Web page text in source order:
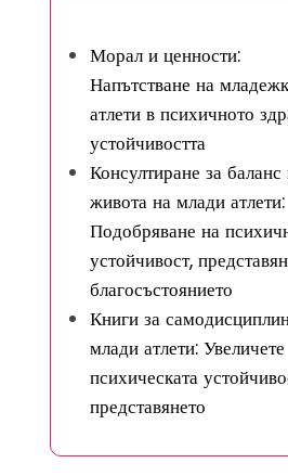
Морал и ценности:
Напътстване на
атлети в психичното
устойчивостта
Консултиране за баланс
живота на млади атлети:
Подобряване на
устойчивост,
благосъстоянието
Книги за
млади атлети: Увеличете
психическата
представянето